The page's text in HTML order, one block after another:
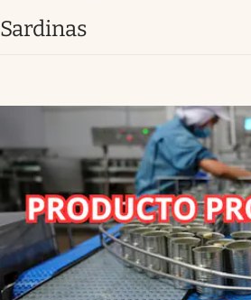
sardinas